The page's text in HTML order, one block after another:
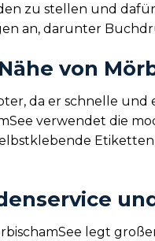
zu stellen und
an, darunter
von
da er schnelle
verwendet die
legt